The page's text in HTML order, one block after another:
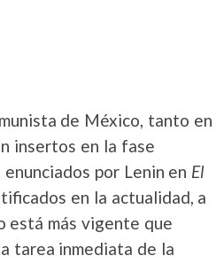
de México, tanto en
insertos en la fase
por Lenin en El
en la actualidad, a
está más vigente que
tarea inmediata de la